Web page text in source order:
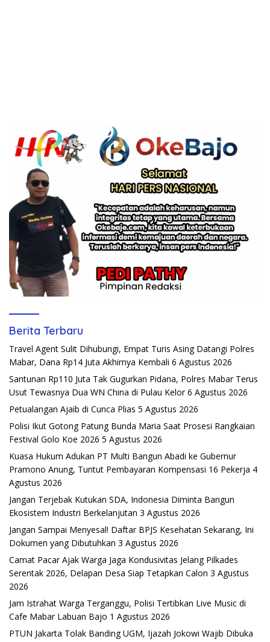
Berita Terbaru
Travel Agent Sulit Dihubungi, Empat Turis Asing Datangi Polres
Mabar, Dana Rp14 Juta Akhirnya Kembali 6 Agustus 2026
Santunan Rp110 Juta Tak Gugurkan Pidana, Polres Mabar Terus
Usut Tewasnya Dua WN China di Pulau Kelor 6 Agustus 2026
Petualangan Ajaib di Cunca Plias 5 Agustus 2026
Polisi Ikut Gotong Patung Bunda Maria Saat Prosesi Rangkaian
Festival Golo Koe 2026 5 Agustus 2026
Kuasa Hukum Adukan PT Multi Bangun Abadi ke Gubernur
Pramono Anung, Tuntut Pembayaran Kompensasi 16 Pekerja 4
Agustus 2026
Jangan Terjebak Kutukan SDA, Indonesia Diminta Bangun
Ekosistem Industri Berkelanjutan 3 Agustus 2026
Jangan Sampai Menyesal! Daftar BPJS Kesehatan Sekarang, Ini
Dokumen yang Dibutuhkan 3 Agustus 2026
Camat Pacar Ajak Warga Jaga Kondusivitas Jelang Pilkades
Serentak 2026, Delapan Desa Siap Tetapkan Calon 3 Agustus
2026
Jam Istrahat Warga Terganggu, Polisi Tertibkan Live Music di
Cafe Mabar Labuan Bajo 1 Agustus 2026
PTUN Jakarta Tolak Banding UGM, Ijazah Jokowi Wajib Dibuka